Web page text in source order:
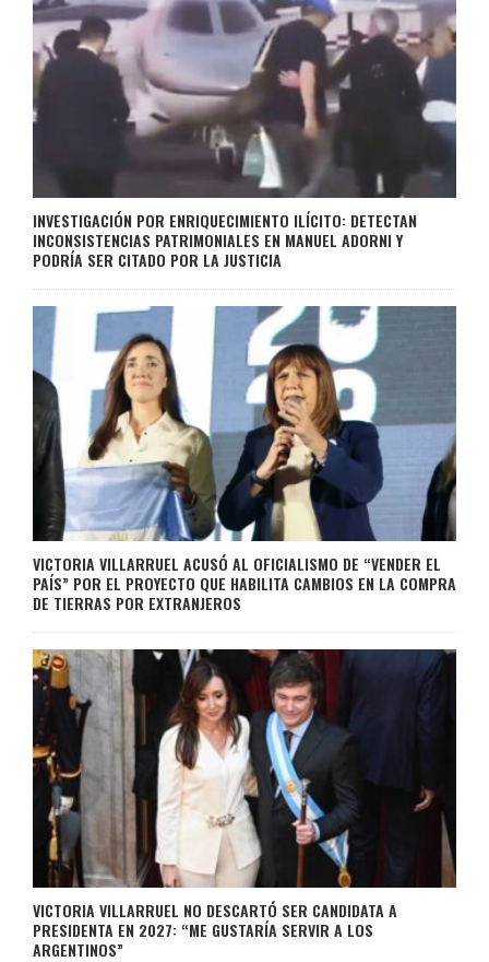
INVESTIGACIÓN POR ENRIQUECIMIENTO ILÍCITO: DETECTAN
INCONSISTENCIAS PATRIMONIALES EN MANUEL ADORNI Y
PODRÍA SER CITADO POR LA JUSTICIA
VICTORIA VILLARRUEL ACUSÓ AL OFICIALISMO DE “VENDER EL
PAÍS” POR EL PROYECTO QUE HABILITA CAMBIOS EN LA COMPRA
DE TIERRAS POR EXTRANJEROS
VICTORIA VILLARRUEL NO DESCARTÓ SER CANDIDATA A
PRESIDENTA EN 2027: “ME GUSTARÍA SERVIR A LOS
ARGENTINOS”